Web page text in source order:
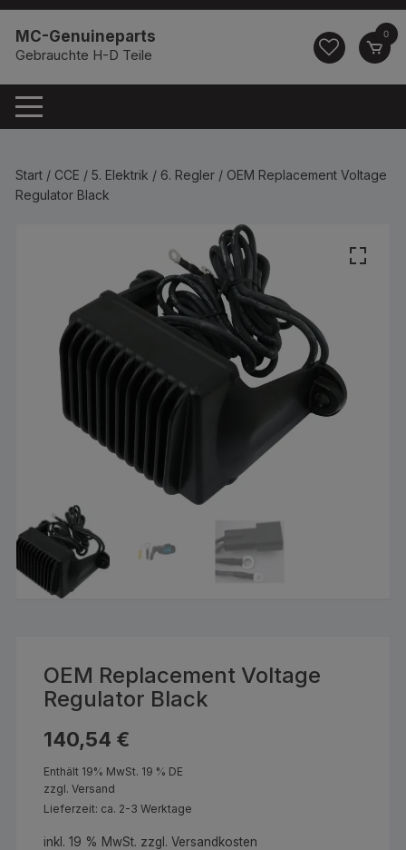
Zum
Inhalt
springen
MC-Genuineparts
Gebrauchte H-D Teile
0
Start / CCE /5. Elektrik / 6. Regler / OEM Replacement Voltage
Regulator Black
OEM Replacement Voltage
Regulator Black
140,54 €
Enthält 19% MwSt. 19 % DE
zzgl.Versand
Lieferzeit: ca. 2-3 Werktage
inkl. 19 % MwSt. zzgl.Versandkosten